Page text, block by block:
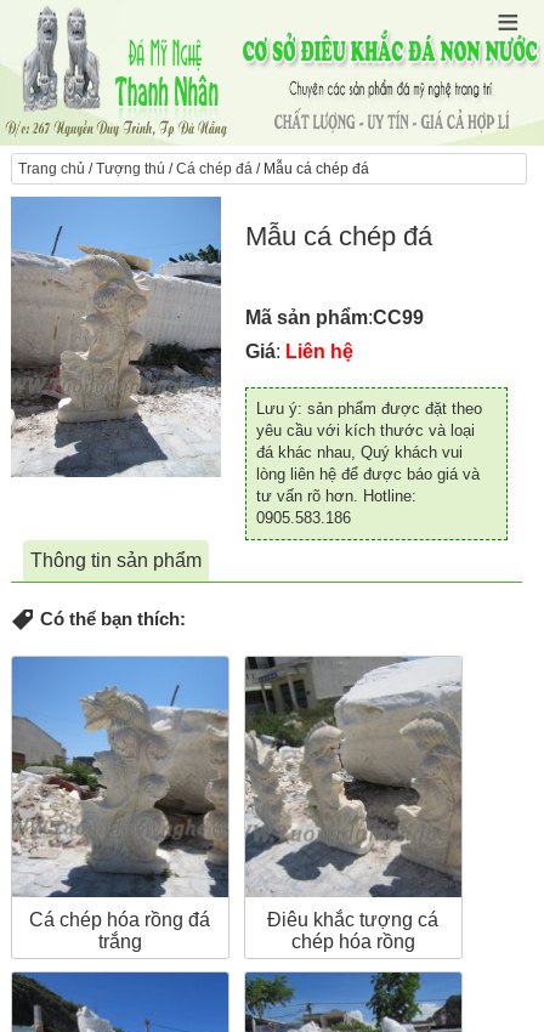
Trang chủ /Tượng thú /Cá chép đá/ Mẫu cá chép đá
Mẫu cá chép đá
Mã sản phẩm:CC99
Giá: Liên hệ
Lưu ý: sản phẩm được đặt theo
yêu cầu với kích thước và loại
đá khác nhau, Quý khách vui
lòng liên hệ để được báo giá và
tư vấn rõ hơn. Hotline:
0905.583.186
Thông tin sản phẩm
Có thể bạn thích:
Cá chép hóa rồng đá
trắng
Điêu khắc tượng cá
chép hóa rồng